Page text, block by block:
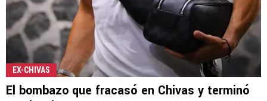
EX-CHIVAS
El bombazo que fracasó en Chivas y terminó